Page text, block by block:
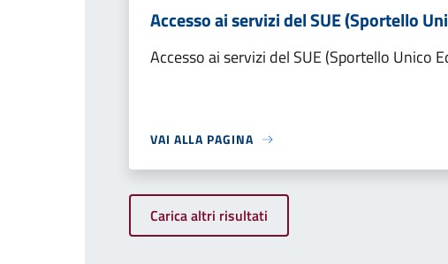
Accesso ai servizi del SUE (Sportello
Accesso ai servizi del SUE (Sportello Unico
VAI ALLA PAGINA
Carica altri risultati